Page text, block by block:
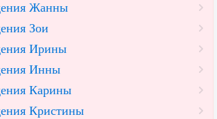
Жанны
Зои
Ирины
Инны
Карины
Кристины